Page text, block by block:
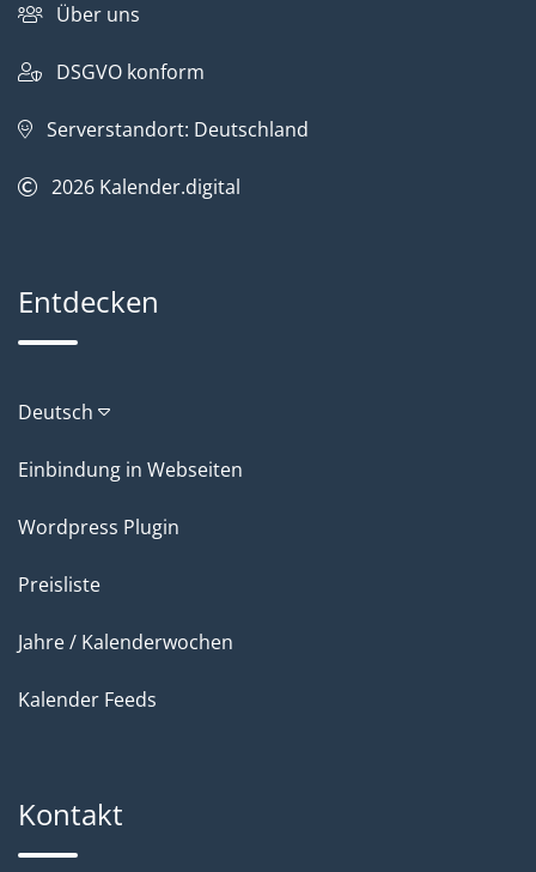
Über uns
DSGVO konform
Serverstandort: Deutschland
2026 Kalender.digital
Entdecken
Deutsch
Einbindung in Webseiten
Wordpress Plugin
Preisliste
Jahre / Kalenderwochen
Kalender Feeds
Kontakt